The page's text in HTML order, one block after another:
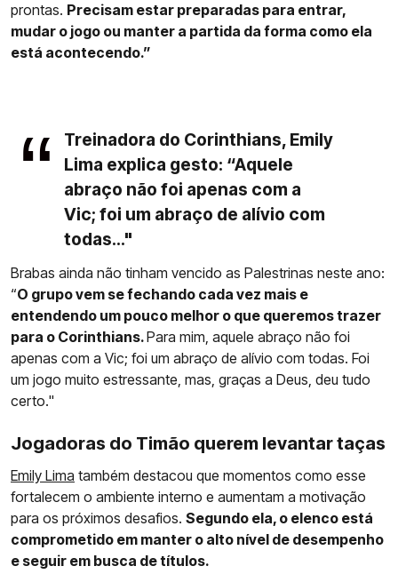
prontas. Precisam estar preparadas para entrar,
mudar o jogo ou manter a partida da forma como ela
está acontecendo.”
Treinadora do Corinthians, Emily
Lima explica gesto: “Aquele
abraço não foi apenas com a
Vic; foi um abraço de alívio com
todas..."
Brabas ainda não tinham vencido as Palestrinas neste ano:
“O grupo vem se fechando cada vez mais e
entendendo um pouco melhor o que queremos trazer
para o Corinthians.Para mim, aquele abraço não foi
apenas com a Vic; foi um abraço de alívio com todas. Foi
um jogo muito estressante, mas, graças a Deus, deu tudo
certo."
Jogadoras do Timão querem levantar taças
Emily Lima também destacou que momentos como esse
fortalecem o ambiente interno e aumentam a motivação
para os próximos desafios. Segundo ela, o elenco está
comprometido em manter o alto nível de desempenho
e seguir em busca de títulos.